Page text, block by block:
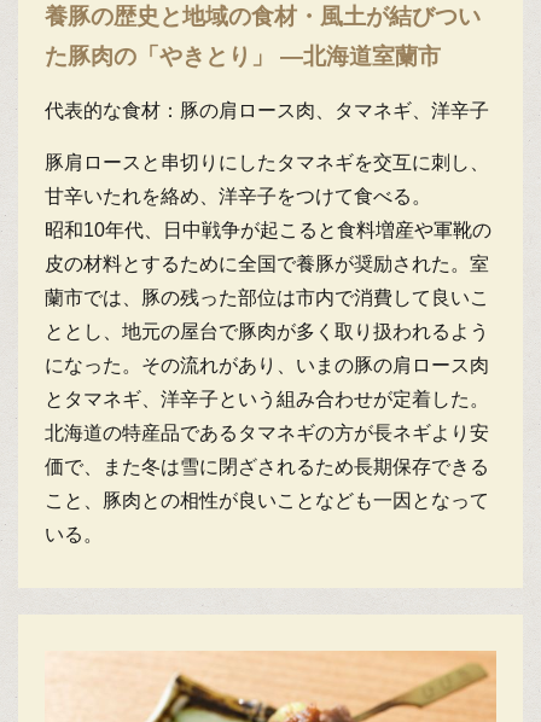
養豚の歴史と地域の食材・風土が結びつい
た豚肉の「やきとり」 ―北海道室蘭市
代表的な食材：豚の肩ロース肉、タマネギ、洋辛子
豚肩ロースと串切りにしたタマネギを交互に刺し、
甘辛いたれを絡め、洋辛子をつけて食べる。
昭和10年代、日中戦争が起こると食料増産や軍靴の
皮の材料とするために全国で養豚が奨励された。室
蘭市では、豚の残った部位は市内で消費して良いこ
ととし、地元の屋台で豚肉が多く取り扱われるよう
になった。その流れがあり、いまの豚の肩ロース肉
とタマネギ、洋辛子という組み合わせが定着した。
北海道の特産品であるタマネギの方が長ネギより安
価で、また冬は雪に閉ざされるため長期保存できる
こと、豚肉との相性が良いことなども一因となって
いる。